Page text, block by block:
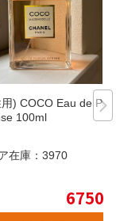
) COCO Eau de Par
100ml
在庫： 3970
6750